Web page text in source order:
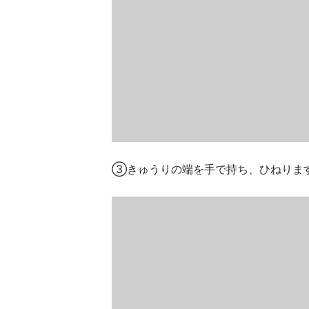
③きゅうりの端を手で持ち、ひねりま